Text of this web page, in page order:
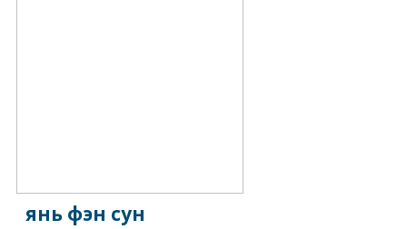
янь фэн сун